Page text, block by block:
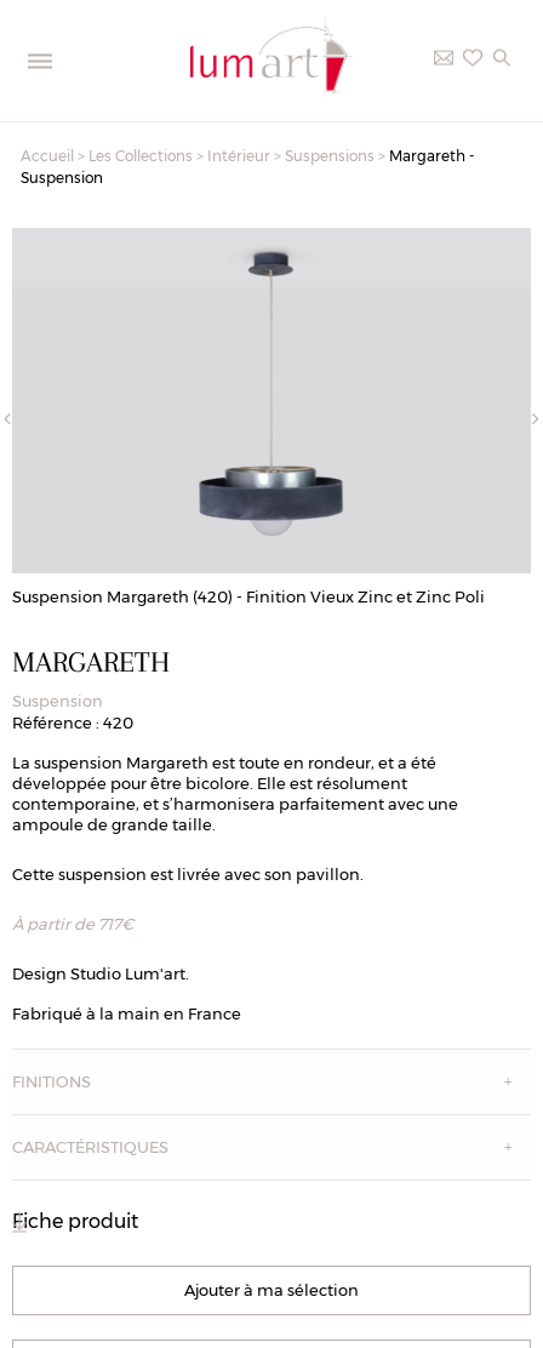
Accueil > Les Collections > Intérieur > Suspensions > Margareth -
Suspension
Suspension Margareth (420) - Finition Vieux Zinc et Zinc Poli
MARGARETH
Suspension
Référence : 420
La suspension Margareth est toute en rondeur, et a été
développée pour être bicolore. Elle est résolument
contemporaine, et s’harmonisera parfaitement avec une
ampoule de grande taille.
Cette suspension est livrée avec son pavillon.
À partir de 717€
Design Studio Lum'art.
Fabriqué à la main en France
FINITIONS
CARACTÉRISTIQUES
Fiche produit
Ajouter à ma sélection